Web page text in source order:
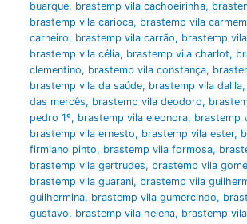
buarque, brastemp vila cachoeirinha,
brastemp vila carioca, brastemp vila carmem
carneiro, brastemp vila carrão, brastemp
brastemp vila célia, brastemp vila charlot,
clementino, brastemp vila constança,
brastemp vila da saúde, brastemp vila dalila,
das mercês, brastemp vila deodoro,
pedro 1º, brastemp vila eleonora, brastemp
brastemp vila ernesto, brastemp vila ester,
firmiano pinto, brastemp vila formosa,
brastemp vila gertrudes, brastemp vila
brastemp vila guarani, brastemp vila
guilhermina, brastemp vila gumercindo,
gustavo, brastemp vila helena, brastemp